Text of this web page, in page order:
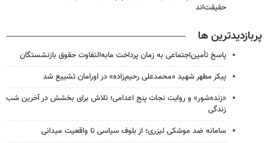
حقیقت‌اند
پربازدیدترین ها
پاسخ تأمین‌اجتماعی به زمان پرداخت مابه‌التفاوت حقوق بازنشستگان
پیکر مطهر شهید «محمدعلی رحیم‌زاده» در اورامان تشییع شد
«زنده‌شور» و روایت نجات پنج اعدامی؛ تلاش برای بخشش در آخرین شب
زندگی
سامانه ضد موشکی لیزری؛ از بلوف سیاسی تا واقعیت میدانی